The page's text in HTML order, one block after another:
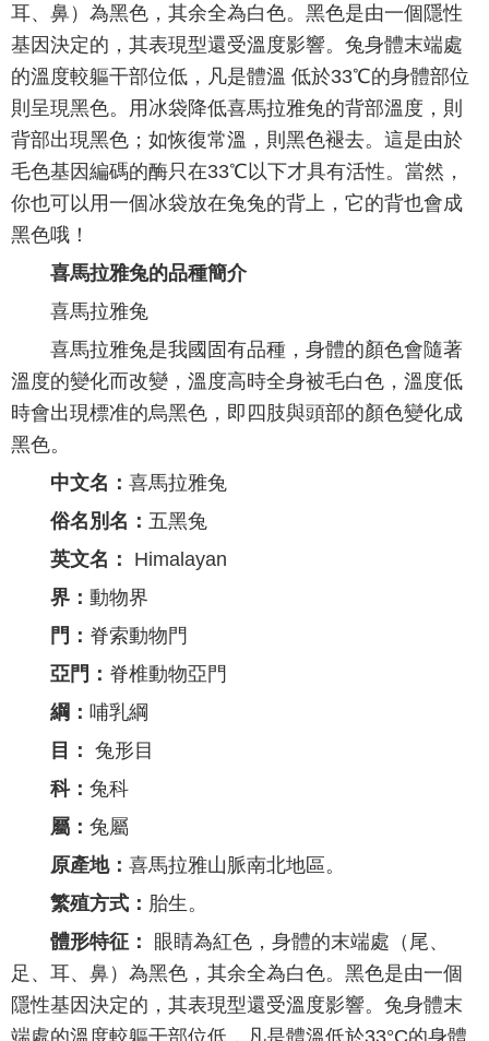
耳、鼻）為黑色，其余全為白色。黑色是由一個隱性
基因決定的，其表現型還受溫度影響。兔身體末端處
的溫度較軀干部位低，凡是體溫 低於33℃的身體部位
則呈現黑色。用冰袋降低喜馬拉雅兔的背部溫度，則
背部出現黑色；如恢復常溫，則黑色褪去。這是由於
毛色基因編碼的酶只在33℃以下才具有活性。當然，
你也可以用一個冰袋放在兔兔的背上，它的背也會成
黑色哦！
喜馬拉雅兔的品種簡介
喜馬拉雅兔
喜馬拉雅兔是我國固有品種，身體的顏色會隨著
溫度的變化而改變，溫度高時全身被毛白色，溫度低
時會出現標准的烏黑色，即四肢與頭部的顏色變化成
黑色。
中文名： 喜馬拉雅兔
俗名別名： 五黑兔
英文名： Himalayan
界： 動物界
門： 脊索動物門
亞門： 脊椎動物亞門
綱： 哺乳綱
目： 兔形目
科： 兔科
屬： 兔屬
原產地： 喜馬拉雅山脈南北地區。
繁殖方式： 胎生。
體形特征： 眼睛為紅色，身體的末端處（尾、
足、耳、鼻）為黑色，其余全為白色。黑色是由一個
隱性基因決定的，其表現型還受溫度影響。兔身體末
端處的溫度較軀干部位低，凡是體溫低於33°C的身體